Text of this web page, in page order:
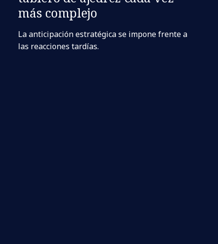
más complejo
La anticipación estratégica se impone frente a
las reacciones tardías.